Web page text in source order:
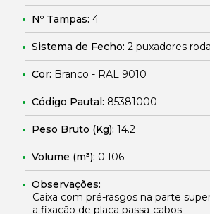
Nº Tampas: 4
Sistema de Fecho: 2 puxadores
Cor: Branco - RAL 9010
Código Pautal: 85381000
Peso Bruto (Kg): 14.2
Volume (m³): 0.106
Observações:
Caixa com pré-rasgos na parte
a fixação de placa passa-cabos.